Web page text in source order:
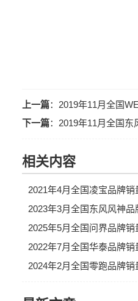
上一篇： 2019年11月全国
下一篇： 2019年11月全国
相关内容
2021年4月全国凌宝品牌
2023年3月全国东风风神
2025年5月全国问界品牌
2022年7月全国华泰品牌
2024年2月全国零跑品牌